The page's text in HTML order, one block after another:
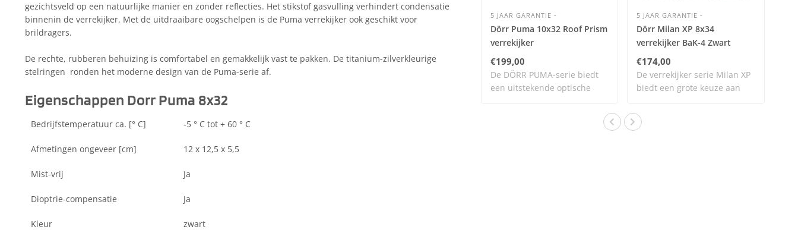
gezichtsveld op een natuurlijke manier en zonder reflecties. Het stikstof gasvulling verhindert condensatie
binnenin de verrekijker. Met de uitdraaibare oogschelpen is de Puma verrekijker ook geschikt voor
brildragers.
De rechte, rubberen behuizing is comfortabel en gemakkelijk vast te pakken. De titanium-zilverkleurige
stelringen ronden het moderne design van de Puma-serie af.
Eigenschappen Dorr Puma 8x32
Bedrijfstemperatuur ca. [° C] -5 ° C tot + 60 ° C
Afmetingen ongeveer [cm] 12 x 12,5 x 5,5
Mist-vrij Ja
Dioptrie-compensatie Ja
Kleur zwart
5 JAAR GARANTIE -
Dörr Puma 10x32 Roof Prism
verrekijker
€199,00
De DÖRR PUMA-serie biedt
een uitstekende optische
5 JAAR GARANTIE -
Dörr Milan XP 8x34
verrekijker BaK-4 Zwart
€174,00
De verrekijker serie Milan XP
biedt een grote keuze aan